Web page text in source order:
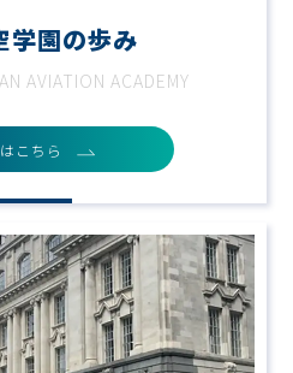
学園の歩み
AVIATION ACADEMY
こちら